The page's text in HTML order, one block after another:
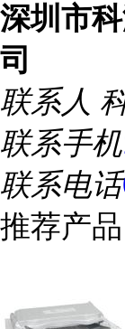
深圳市
司
联系人
联系手机
联系电话
推荐产品